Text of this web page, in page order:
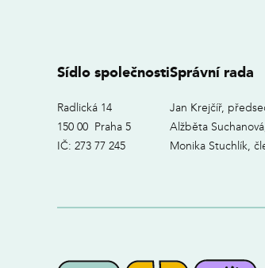
Sídlo společnosti
Radlická 14
150 00 Praha 5
IČ: 273 77 245
Správní rada
Jan Krejčíř,
Alžběta
Monika Stuchlík,